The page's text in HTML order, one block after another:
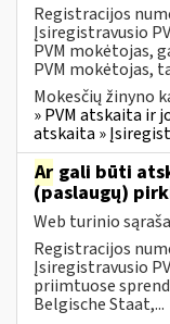
Registracijos
Įsiregistravusio
PVM mokėtojas,
PVM mokėtojas,
Mokesčių žinyno
» PVM atskaita ir
atskaita »
Ar gali būti
(paslaugų)
Web turinio
Registracijos
Įsiregistravusio
priimtuose
Belgische Staat,...